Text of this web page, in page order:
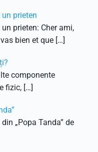
prieten
prieten: Cher ami,
bien et que […]
componente
fizic, […]
„Popa Tanda” de